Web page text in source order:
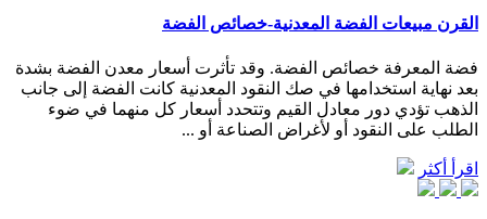
القرن مبيعات الفضة المعدنية-خصائص الفضة
فضة المعرفة خصائص الفضة. وقد تأثرت أسعار معدن الفضة بشدة
بعد نهاية استخدامها في صك النقود المعدنية كانت الفضة إلى جانب
الذهب تؤدي دور معادل القيم وتتحدد أسعار كل منهما في ضوء
الطلب على النقود أو لأغراض الصناعة أو ...
اقرأ أكثر